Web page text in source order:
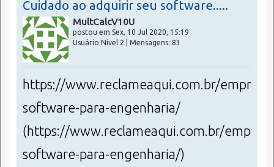
Cuidado ao adquirir seu software.....
MultCalcV10U
postou em Sex, 10 Jul 2020, 15:19
Usuário Nível 2 | Mensagens: 83
https://www.reclameaqui.com.br/
software-para-engenharia/
(https://www.reclameaqui.com.br/
software-para-engenharia/)